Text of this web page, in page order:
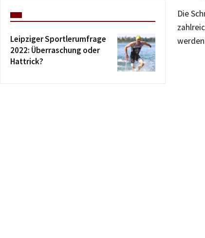
Die
Leipziger Sportlerumfrage
2022: Überraschung oder
Hattrick?